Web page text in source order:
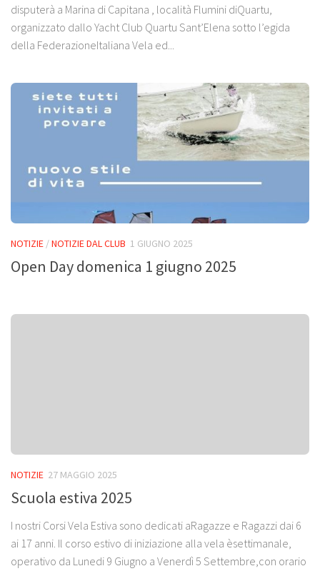
disputerà a Marina di Capitana , località Flumini diQuartu,
organizzato dallo Yacht Club Quartu Sant’Elena sotto l’egida
della FederazioneItaliana Vela ed...
NOTIZIE /NOTIZIE DAL CLUB 1 GIUGNO 2025
Open Day domenica 1 giugno 2025
NOTIZIE 27 MAGGIO 2025
Scuola estiva 2025
I nostri Corsi Vela Estiva sono dedicati aRagazze e Ragazzi dai 6
ai 17 anni. Il corso estivo di iniziazione alla vela èsettimanale,
operativo da Lunedi 9 Giugno a Venerdì 5 Settembre,con orario